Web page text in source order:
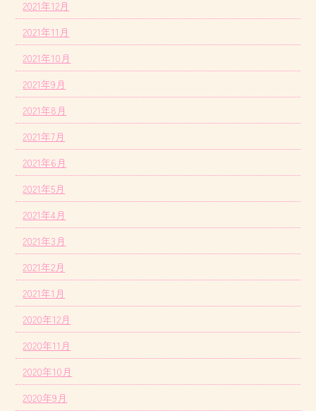
2021年12月
2021年11月
2021年10月
2021年9月
2021年8月
2021年7月
2021年6月
2021年5月
2021年4月
2021年3月
2021年2月
2021年1月
2020年12月
2020年11月
2020年10月
2020年9月